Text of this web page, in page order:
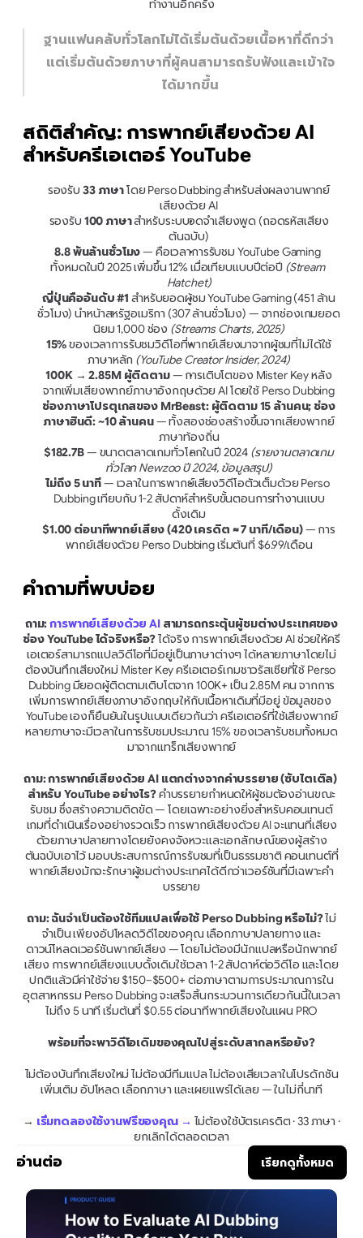
ทำงานอีกครั้ง
ฐานแฟนคลับทั่วโลกไม่ได้เริ่มต้นด้วยเนื้อหาที่ดีกว่า
แต่เริ่มต้นด้วยภาษาที่ผู้คนสามารถรับฟังและเข้าใจ
ได้มากขึ้น
สถิติสำคัญ: การพากย์เสียงด้วย AI
สำหรับครีเอเตอร์ YouTube
รองรับ 33 ภาษา โดย Perso Dubbing สำหรับส่งผลงานพากย์
เสียงด้วย AI
รองรับ 100 ภาษา สำหรับระบบจดจำเสียงพูด (ถอดรหัสเสียง
ต้นฉบับ)
8.8 พันล้านชั่วโมง — คือเวลาการรับชม YouTube Gaming
ทั้งหมดในปี 2025 เพิ่มขึ้น 12% เมื่อเทียบแบบปีต่อปี (Stream
Hatchet)
ญี่ปุ่นคืออันดับ #1 สำหรับยอดผู้ชม YouTube Gaming (451 ล้าน
ชั่วโมง) นำหน้าสหรัฐอเมริกา (307 ล้านชั่วโมง) — จากช่องเกมยอด
นิยม 1,000 ช่อง (Streams Charts, 2025)
15% ของเวลาการรับชมวิดีโอที่พากย์เสียงมาจากผู้ชมที่ไม่ได้ใช้
ภาษาหลัก (YouTube Creator Insider, 2024)
100K → 2.85M ผู้ติดตาม — การเติบโตของ Mister Key หลัง
จากเพิ่มเสียงพากย์ภาษาอังกฤษด้วย AI โดยใช้ Perso Dubbing
ช่องภาษาโปรตุเกสของ MrBeast: ผู้ติดตาม 15 ล้านคน; ช่อง
ภาษาฮินดี: ~10 ล้านคน — ทั้งสองช่องสร้างขึ้นจากเสียงพากย์
ภาษาท้องถิ่น
$182.7B — ขนาดตลาดเกมทั่วโลกในปี 2024 (รายงานตลาดเกม
ทั่วโลก Newzoo ปี 2024, ข้อมูลสรุป)
ไม่ถึง 5 นาที — เวลาในการพากย์เสียงวิดีโอตัวเต็มด้วย Perso
Dubbing เทียบกับ 1-2 สัปดาห์สำหรับขั้นตอนการทำงานแบบ
ดั้งเดิม
$1.00 ต่อนาทีพากย์เสียง (420 เครดิต ≈ 7 นาที/เดือน) — การ
พากย์เสียงด้วย Perso Dubbing เริ่มต้นที่ $6.99/เดือน
คำถามที่พบบ่อย
ถาม: การพากย์เสียงด้วย AI สามารถกระตุ้นผู้ชมต่างประเทศของ
ช่อง YouTube ได้จริงหรือ? ได้จริง การพากย์เสียงด้วย AI ช่วยให้ครี
เอเตอร์สามารถแปลวิดีโอที่มีอยู่เป็นภาษาต่างๆ ได้หลายภาษาโดยไม่
ต้องบันทึกเสียงใหม่ Mister Key ครีเอเตอร์เกมชาวรัสเซียที่ใช้ Perso
Dubbing มียอดผู้ติดตามเติบโตจาก 100K+ เป็น 2.85M คน จากการ
เพิ่มการพากย์เสียงภาษาอังกฤษให้กับเนื้อหาเดิมที่มีอยู่ ข้อมูลของ
YouTube เองก็ยืนยันในรูปแบบเดียวกันว่า ครีเอเตอร์ที่ใช้เสียงพากย์
หลายภาษาจะมีเวลาในการรับชมประมาณ 15% ของเวลารับชมทั้งหมด
มาจากแทร็กเสียงพากย์
ถาม: การพากย์เสียงด้วย AI แตกต่างจากคำบรรยาย (ซับไตเติล)
สำหรับ YouTube อย่างไร? คำบรรยายกำหนดให้ผู้ชมต้องอ่านขณะ
รับชม ซึ่งสร้างความติดขัด — โดยเฉพาะอย่างยิ่งสำหรับคอนเทนต์
เกมที่ดำเนินเรื่องอย่างรวดเร็ว การพากย์เสียงด้วย AI จะแทนที่เสียง
ด้วยภาษาปลายทางโดยยังคงจังหวะและเอกลักษณ์ของผู้สร้าง
ต้นฉบับเอาไว้ มอบประสบการณ์การรับชมที่เป็นธรรมชาติ คอนเทนต์ที่
พากย์เสียงมักจะรักษาผู้ชมต่างประเทศได้ดีกว่าเวอร์ชันที่มีเฉพาะคำ
บรรยาย
ถาม: ฉันจำเป็นต้องใช้ทีมแปลเพื่อใช้ Perso Dubbing หรือไม่? ไม่
จำเป็น เพียงอัปโหลดวิดีโอของคุณ เลือกภาษาปลายทาง และ
ดาวน์โหลดเวอร์ชันพากย์เสียง — โดยไม่ต้องมีนักแปลหรือนักพากย์
เสียง การพากย์เสียงแบบดั้งเดิมใช้เวลา 1-2 สัปดาห์ต่อวิดีโอ และโดย
ปกติแล้วมีค่าใช้จ่าย $150–$500+ ต่อภาษาตามการประมาณการใน
อุตสาหกรรม Perso Dubbing จะเสร็จสิ้นกระบวนการเดียวกันนี้ในเวลา
ไม่ถึง 5 นาที เริ่มต้นที่ $0.55 ต่อนาทีพากย์เสียงในแผน PRO
พร้อมที่จะพาวิดีโอเดิมของคุณไปสู่ระดับสากลหรือยัง?
ไม่ต้องบันทึกเสียงใหม่ ไม่ต้องมีทีมแปล ไม่ต้องเสียเวลาในโปรดักชัน
เพิ่มเติม อัปโหลด เลือกภาษา และเผยแพร่ได้เลย — ในไม่กี่นาที
→ เริ่มทดลองใช้งานฟรีของคุณ → ไม่ต้องใช้บัตรเครดิต · 33 ภาษา ·
ยกเลิกได้ตลอดเวลา
อ่านต่อ เรียกดูทั้งหมด